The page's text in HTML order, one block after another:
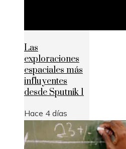
Las
exploraciones
espaciales más
influyentes
desde Sputnik 1
Hace 4 días